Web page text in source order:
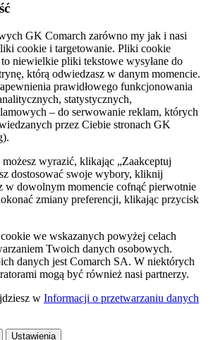
GK Comarch zarówno my jak i nasi
cookie i targetowanie. Pliki cookie
niewielkie pliki tekstowe wysyłane do
którą odwiedzasz w danym momencie.
prawidłowego funkcjonowania
statystycznych,
– do serwowanie reklam, których
przez Ciebie stronach GK
wyrazić, klikając „Zaakceptuj
dostosować swoje wybory, kliknij
w dowolnym momencie cofnąć pierwotnie
zmiany preferencji, klikając przycisk
we wskazanych powyżej celach
Twoich danych osobowych.
danych jest Comarch SA. W niektórych
mogą być również nasi partnerzy.
w Informacji o przetwarzaniu danych
Ustawienia